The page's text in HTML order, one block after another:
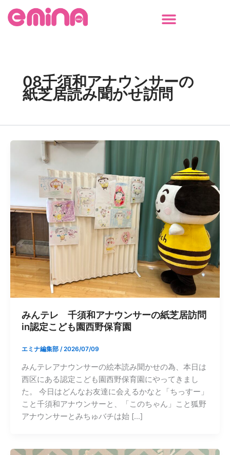
08千須和アナウンサーの
紙芝居読み聞かせ訪問
みんテレ 千須和アナウンサーの紙芝居訪問
in認定こども園西野保育園
エミナ編集部 /2026/07/09
みんテレアナウンサーの絵本読み聞かせの為、本日は
西区にある認定こども園西野保育園にやってきまし
た。 今日はどんなお友達に会えるかなと「ちっすー」
こと千須和アナウンサーと、「このちゃん」こと狐野
アナウンサーとみちゅバチは始 […]